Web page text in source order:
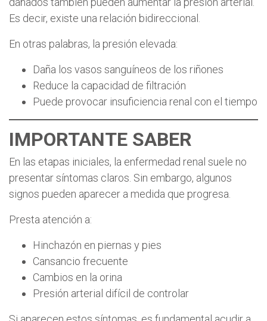
Es decir, existe una relación bidireccional.
En otras palabras, la presión elevada:
Daña los vasos sanguíneos de los riñones
Reduce la capacidad de filtración
Puede provocar insuficiencia renal con el tiempo
IMPORTANTE SABER
En las etapas iniciales, la enfermedad renal suele no
presentar síntomas claros. Sin embargo, algunos
signos pueden aparecer a medida que progresa.
Presta atención a:
Hinchazón en piernas y pies
Cansancio frecuente
Cambios en la orina
Presión arterial difícil de controlar